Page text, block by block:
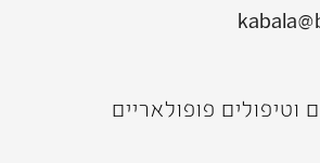
וטיפולים פופולאריים